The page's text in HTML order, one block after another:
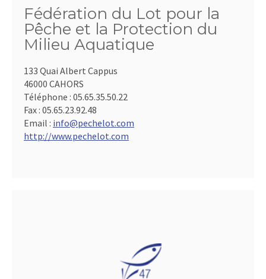
Fédération du Lot pour la
Pêche et la Protection du
Milieu Aquatique
133 Quai Albert Cappus
46000 CAHORS
Téléphone : 05.65.35.50.22
Fax : 05.65.23.92.48
Email : info@pechelot.com
http://www.pechelot.com